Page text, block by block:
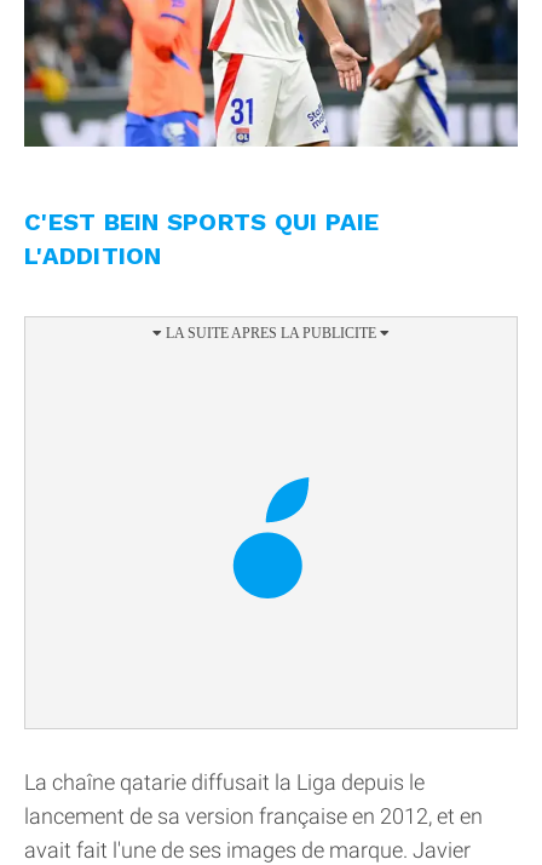
C'EST BEIN SPORTS QUI PAIE
L'ADDITION
La chaîne qatarie diffusait la Liga depuis le
lancement de sa version française en 2012, et en
avait fait l'une de ses images de marque. Javier